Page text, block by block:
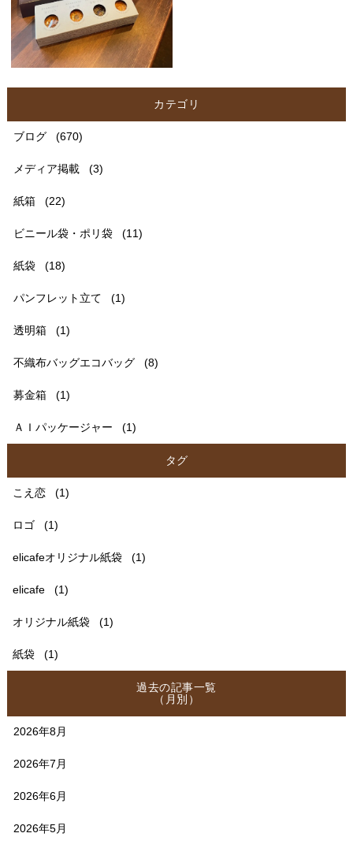
カテゴリ
ブログ (670)
メディア掲載 (3)
紙箱 (22)
ビニール袋・ポリ袋 (11)
紙袋 (18)
パンフレット立て (1)
透明箱 (1)
不織布バッグエコバッグ (8)
募金箱 (1)
ＡＩパッケージャー (1)
タグ
こえ恋 (1)
ロゴ (1)
elicafeオリジナル紙袋 (1)
elicafe (1)
オリジナル紙袋 (1)
紙袋 (1)
過去の記事一覧
（月別）
2026年8月
2026年7月
2026年6月
2026年5月